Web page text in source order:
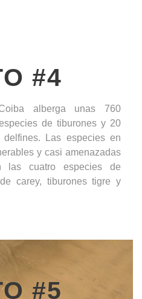
#4
alberga unas 760
de tiburones y 20
Las especies en
y casi amenazadas
las cuatro especies de
carey, tiburones tigre y
#5